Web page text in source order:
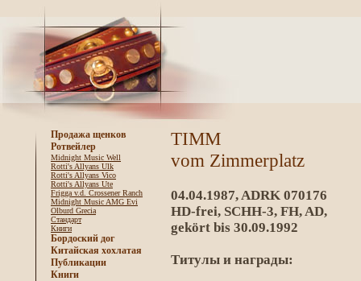
Продажа щенков
Ротвейлер
Midnight Music Well
Rotti's Allyans Ulk
Rotti's Allyans Vico
Rotti's Allyans Ute
Frigga v.d. Crossener Ranch
Midnight Music AMG Evi
Olburd Grecia
Стандарт
Книги
Бордоский дог
Китайская хохлатая
Публикации
Книги
TIMM
vom Zimmerplatz
04.04.1987, ADRK 070176
HD-frei, SCHH-3, FH, AD,
gekört bis 30.09.1992
Титулы и награды: